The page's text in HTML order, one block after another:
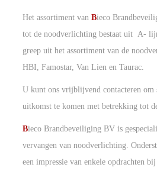
Het assortiment van Bieco
tot de noodverlichting bestaat uit A-
greep uit het assortiment van de
HBI, Famostar, Van Lien en Taurac.
U kunt ons vrijblijvend contacteren om
uitkomst te komen met betrekking tot
Bieco Brandbeveiliging BV is
vervangen van noodverlichting.
een impressie van enkele opdrachten bij